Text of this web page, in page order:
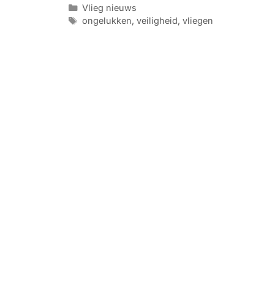
Categorieën
Vlieg nieuws
Tags
ongelukken, veiligheid, vliegen